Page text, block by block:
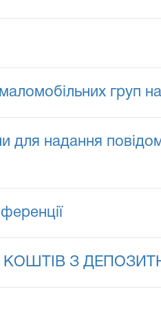
груп
для надання
З